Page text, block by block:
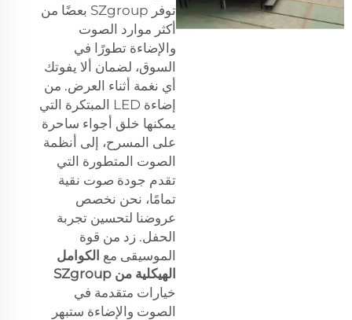
توفر SZgroup بعضًا من
أكثر موارد الصوت
والإضاءة تطورًا في
السوق، لضمان ألا يفوتك
أي نغمة أثناء العرض. من
إضاءة LED المبتكرة التي
يمكنها خلق أجواء ساحرة
على المسرح، إلى أنظمة
الصوت المتطورة التي
تقدم جودة صوت نقية
تمامًا، نحن نخصص
عروضنا لتحسين تجربة
الحفل. زد من قوة
الموسيقى مع الكوامل
الهيكلية من SZgroup
خيارات متقدمة في
الصوت والإضاءة ستبهر